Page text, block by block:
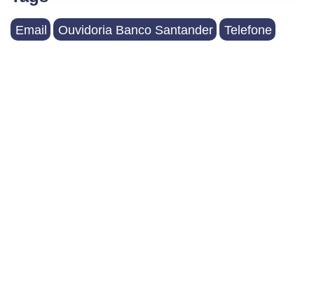
Email Ouvidoria Banco Santander Telefone